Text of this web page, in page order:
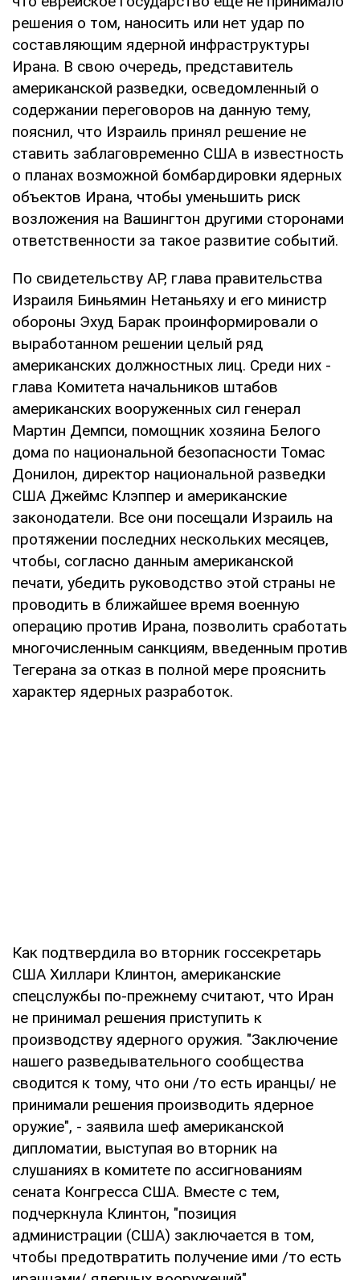
решения о том, наносить или нет удар по
составляющим ядерной инфраструктуры
Ирана. В свою очередь, представитель
американской разведки, осведомленный о
содержании переговоров на данную тему,
пояснил, что Израиль принял решение не
ставить заблаговременно США в известность
о планах возможной бомбардировки ядерных
объектов Ирана, чтобы уменьшить риск
возложения на Вашингтон другими сторонами
ответственности за такое развитие событий.
По свидетельству AP, глава правительства
Израиля Биньямин Нетаньяху и его министр
обороны Эхуд Барак проинформировали о
выработанном решении целый ряд
американских должностных лиц. Среди них -
глава Комитета начальников штабов
американских вооруженных сил генерал
Мартин Демпси, помощник хозяина Белого
дома по национальной безопасности Томас
Донилон, директор национальной разведки
США Джеймс Клэппер и американские
законодатели. Все они посещали Израиль на
протяжении последних нескольких месяцев,
чтобы, согласно данным американской
печати, убедить руководство этой страны не
проводить в ближайшее время военную
операцию против Ирана, позволить сработать
многочисленным санкциям, введенным против
Тегерана за отказ в полной мере прояснить
характер ядерных разработок.
Как подтвердила во вторник госсекретарь
США Хиллари Клинтон, американские
спецслужбы по-прежнему считают, что Иран
не принимал решения приступить к
производству ядерного оружия. "Заключение
нашего разведывательного сообщества
сводится к тому, что они /то есть иранцы/ не
принимали решения производить ядерное
оружие", - заявила шеф американской
дипломатии, выступая во вторник на
слушаниях в комитете по ассигнованиям
сената Конгресса США. Вместе с тем,
подчеркнула Клинтон, "позиция
администрации (США) заключается в том,
чтобы предотвратить получение ими /то есть